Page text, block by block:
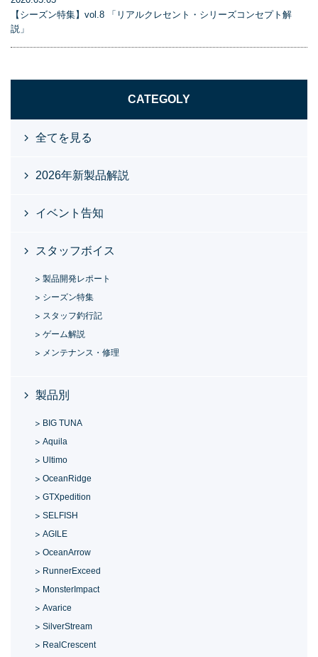
【シーズン特集】vol.8 「リアルクレセント・シリーズコンセプト解
説」
CATEGOLY
全てを見る
2026年新製品解説
イベント告知
スタッフボイス
製品開発レポート
シーズン特集
スタッフ釣行記
ゲーム解説
メンテナンス・修理
製品別
BIG TUNA
Aquila
Ultimo
OceanRidge
GTXpedition
SELFISH
AGILE
OceanArrow
RunnerExceed
MonsterImpact
Avarice
SilverStream
RealCrescent